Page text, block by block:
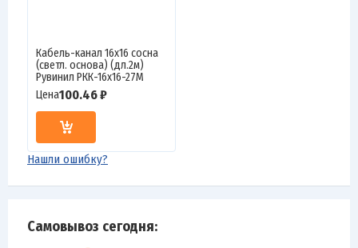
Самовывоз сегодня:
Кабель-канал 16х16 сосна
(светл. основа) (дл.2м)
Рувинил РКК-16х16-27М
Цена100.46 ₽
Нашли ошибку?